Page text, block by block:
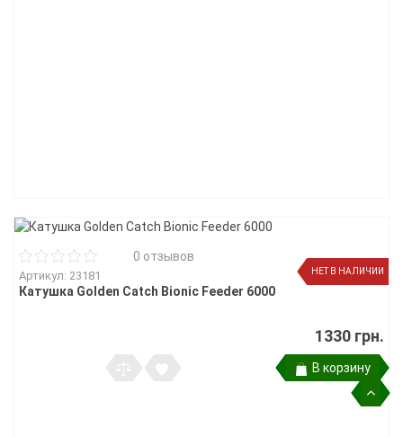
НЕТ В НАЛИЧИИ
0 отзывов
Артикул: 23181
Катушка Golden Catch Bionic Feeder 6000
1330 грн.
В корзину